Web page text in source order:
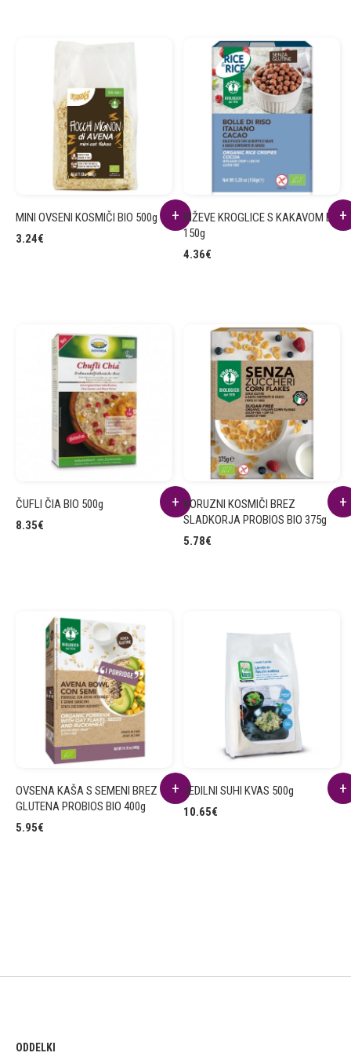
MINI OVSENI KOSMIČI BIO 500g
3.24€
RIŽEVE KROGLICE S KAKAVOM BIO
150g
4.36€
ČUFLI ČIA BIO 500g
8.35€
KORUZNI KOSMIČI BREZ
SLADKORJA PROBIOS BIO 375g
5.78€
OVSENA KAŠA S SEMENI BREZ
GLUTENA PROBIOS BIO 400g
5.95€
JEDILNI SUHI KVAS 500g
10.65€
ODDELKI